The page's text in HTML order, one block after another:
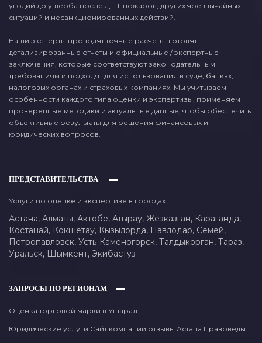
угодий до ущерба после ДТП, пожаров, других чрезвычайных
ситуаций и несанкционированных действий.
Наши эксперты проводят точные расчеты, готовят
детализированные отчеты и официальные / экспертные
заключения, которые соответствуют законодательным
требованиям и подходят для использования в суде, банках,
налоговых органах и страховых компаниях. Мы учитываем
особенности каждого типа оценки и экспертизы, применяем
проверенные методики и актуальные данные, чтобы обеспечить
объективные результаты для решения финансовых и
юридических вопросов.
ПРЕДСТАВИТЕЛЬСТВА
Услуги по оценке и экспертизе в городах:
Астана, Алматы, Актобе, Атырау, Жезказган, Караганда,
Костанай, Кокшетау, Кызылорда, Павлодар, Семей,
Петропавловск, Усть-Каменогорск, Талдыкорган, Тараз,
Уральск, Шымкент, Экибастуз
ЗАПРОСЫ ПО РЕГИОНАМ
Оценка торговой марки в Ушарал
Юридические услуги Сайт компании отзывы Астана Правоведы